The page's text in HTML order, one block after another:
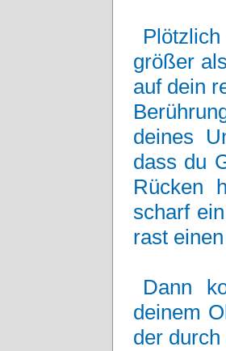
größer
auf dein
deines
dass du
Rücken
scharf
rast
Dann
deinem
der